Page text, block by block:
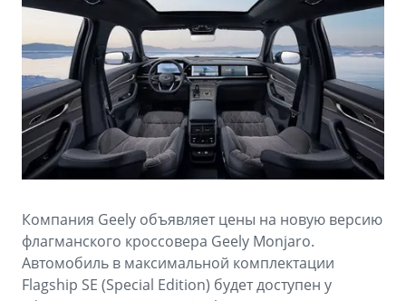
MONJARO
от 4 349 990 ₽*
PREFACE
от 3 079 990 ₽*
Аксессуары
ФИНАНСЫ И УСЛУГИ
Автокредит
Расчет КАСКО
Страхование
GEELY Лизинг
Советы по эксплуатации
Спецпредложения
ПОДДЕРЖКА
Помощь на дорогах
Гарантия Geely
Сервисная книжка
Вопросы и ответы
Компания Geely объявляет цены на новую версию
флагманского кроссовера Geely Monjaro.
Автомобиль в максимальной комплектации
Flagship SE (Special Edition) будет доступен у